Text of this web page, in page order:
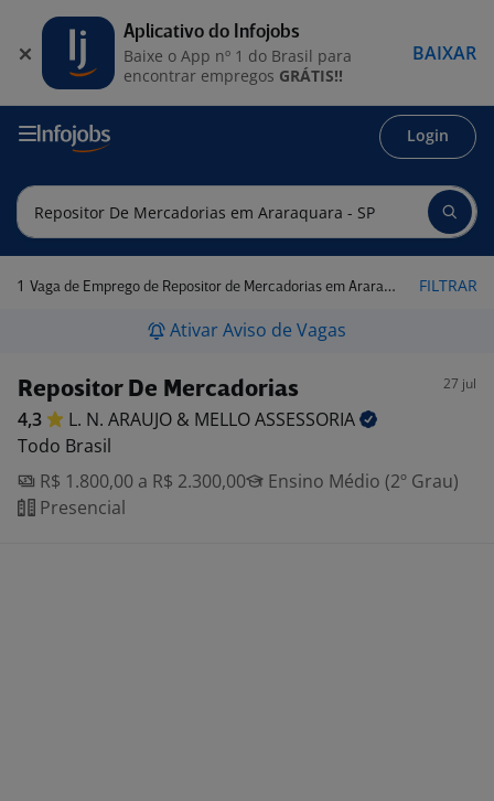
Login
1 Vaga de Emprego de Repositor de Mercadorias em Araraquara - SP FILTRAR
Ativar Aviso de Vagas
Repositor De Mercadorias 27 jul
4,3 L. N. ARAUJO & MELLOASSESSORIA
Todo Brasil
R$ 1.800,00 a R$ 2.300,00
Ensino Médio (2º Grau)
Presencial
Aplicativo do Infojobs
Baixe o App nº 1 do Brasil para
encontrar empregos GRÁTIS!!
BAIXAR